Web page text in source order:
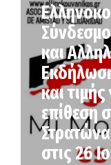
και
και
επίθεση
στις 26